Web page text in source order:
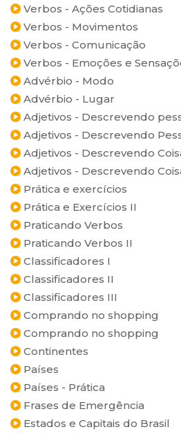
Verbos - Ações Cotidianas
Verbos - Movimentos
Verbos - Comunicação
Verbos - Emoções e
Advérbio - Modo
Advérbio - Lugar
Adjetivos - Descrevendo
Adjetivos - Descrevendo
Adjetivos - Descrevendo
Adjetivos - Descrevendo
Prática e exercícios
Prática e Exercícios II
Praticando Verbos
Praticando Verbos II
Classificadores I
Classificadores II
Classificadores III
Comprando no shopping
Comprando no shopping
Continentes
Países
Países - Prática
Frases de Emergência
Estados e Capitais do Brasil